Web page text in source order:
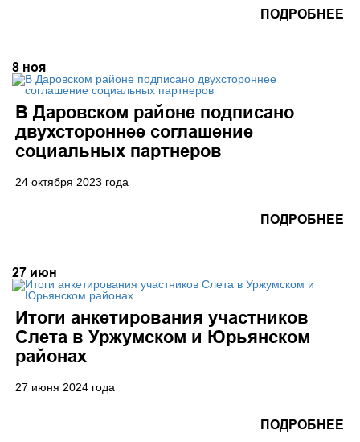
ПОДРОБНЕЕ
8 ноя
В Даровском районе подписано
двухстороннее соглашение
социальных партнеров
24 октября 2023 года
ПОДРОБНЕЕ
27 июн
Итоги анкетирования участников
Слета в Уржумском и Юрьянском
районах
27 июня 2024 года
ПОДРОБНЕЕ